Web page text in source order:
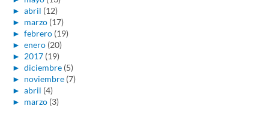
► abril (12)
► marzo (17)
► febrero (19)
► enero (20)
► 2017 (19)
► diciembre (5)
► noviembre (7)
► abril (4)
► marzo (3)